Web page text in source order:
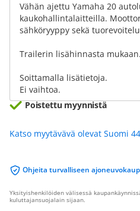
Vähän ajettu Yamaha 20
kaukohallintalaitteilla.
sähköryyppy sekä
Trailerin lisähinnasta mukaan.
Soittamalla lisätietoja.
Ei vaihtoa.
Poistettu myynnistä
Katso myytävävä olevat Suomi
Ohjeita turvalliseen
Yksityishenkilöiden välisessä
kuluttajansuojalain sijaan.